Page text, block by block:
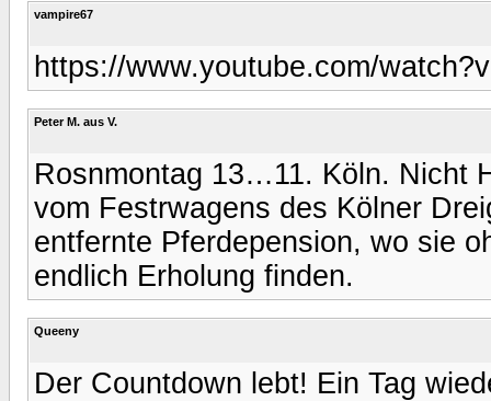
vampire67
https://www.youtube.com/
Peter M. aus V.
Rosnmontag 13…11. Köln. Nicht
vom Festrwagens des Kölner
entfernte Pferdepension, wo sie
endlich Erholung finden.
Queeny
Der Countdown lebt! Ein Tag